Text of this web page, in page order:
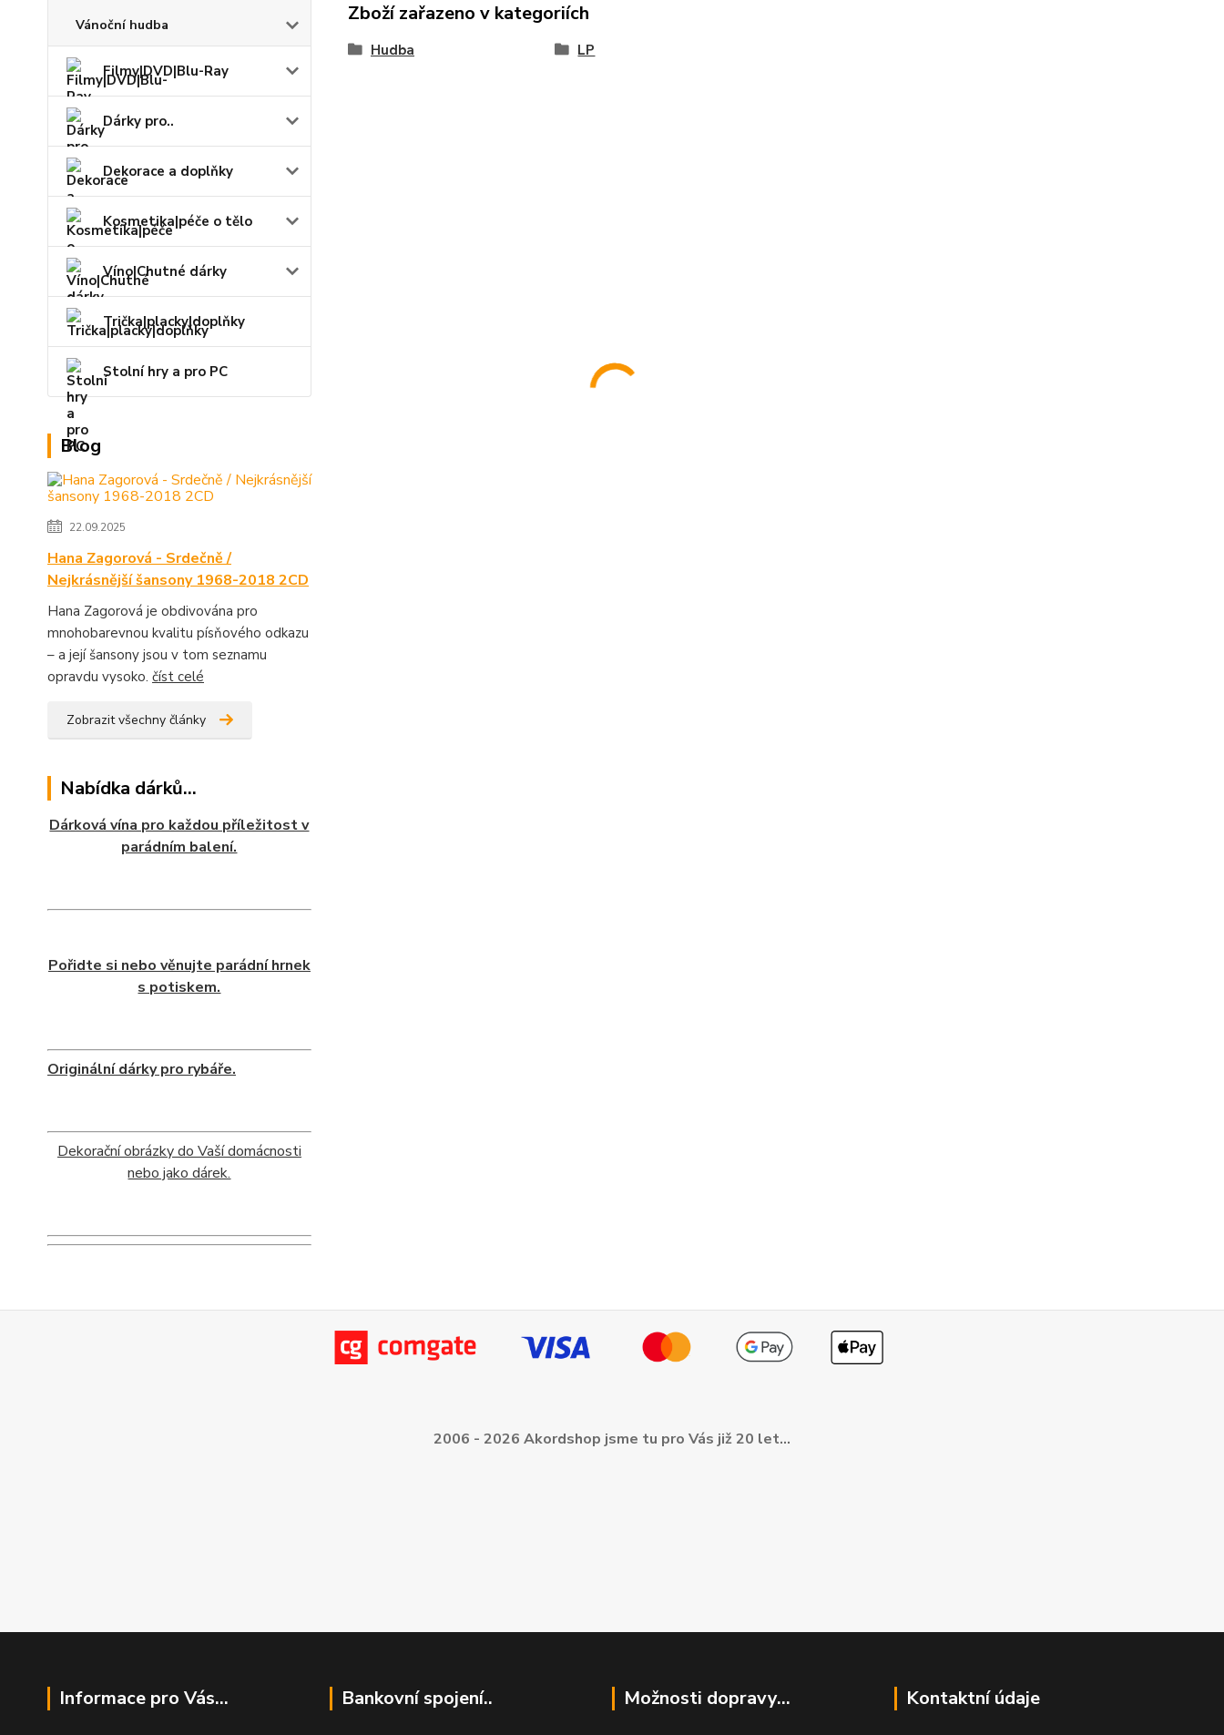
Vánoční hudba
Filmy|DVD|Blu-Ray
Dárky pro..
Dekorace a doplňky
Kosmetika|péče o tělo
Víno|Chutné dárky
Trička|placky|doplňky
Stolní hry a pro PC
Blog
22.09.2025
Hana Zagorová - Srdečně /
Nejkrásnější šansony 1968-2018 2CD
Hana Zagorová je obdivována pro
mnohobarevnou kvalitu písňového odkazu
– a její šansony jsou v tom seznamu
opravdu vysoko. číst celé
Zobrazit všechny články
Nabídka dárků...
Dárková vína pro každou příležitost v
parádním balení.
Pořidte si nebo věnujte parádní hrnek
s potiskem.
Originální dárky pro rybáře.
Dekorační obrázky do Vaší domácnosti
nebo jako dárek.
Zboží zařazeno v kategoriích
Hudba LP
2006 - 2026 Akordshop jsme tu pro Vás již 20 let...
Informace pro Vás... Bankovní spojení.. Možnosti dopravy... Kontaktní údaje